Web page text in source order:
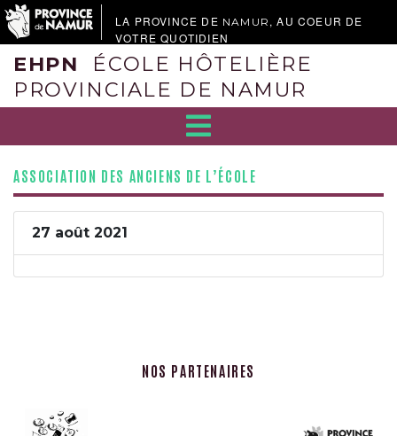
LA PROVINCE DE NAMUR , AU COEUR DE
VOTRE QUOTIDIEN
EHPN
ÉCOLE HÔTELIÈRE
PROVINCIALE DE NAMUR
ASSOCIATION DES ANCIENS DE L’ÉCOLE
27 août 2021
NOS PARTENAIRES